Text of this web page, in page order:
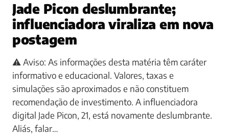
Jade Picon deslumbrante;
influenciadora viraliza em nova
postagem
⚠️ Aviso: As informações desta matéria têm caráter
informativo e educacional. Valores, taxas e
simulações são aproximados e não constituem
recomendação de investimento. A influenciadora
digital Jade Picon, 21, está novamente deslumbrante.
Aliás, falar…